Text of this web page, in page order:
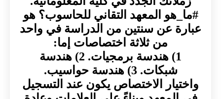
#ما_هو المعهد التقاني للحاسوب؟ هو
عبارة عن سنتين من الدراسة في واحد
من ثلاثة اختصاصات إما:
1) هندسة برمجيات. 2) هندسة
شبكات. 3) هندسة حواسيب.
واختيار الاختصاص يكون عند التسجيل